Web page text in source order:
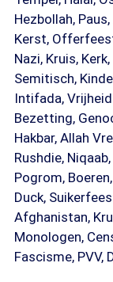
Hezbollah,
Kerst,
Nazi, Kruis,
Semitisch,
Intifada,
Bezetting,
Hakbar, Allah
Rushdie,
Pogrom,
Duck,
Afghanistan,
Monologen,
Fascisme, PVV,